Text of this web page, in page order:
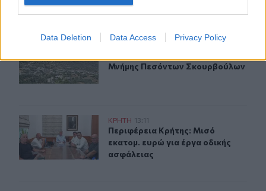
Data Deletion Data Access Privacy Policy
Δήμος Φαιστού: Εκδήλωση Μνήμης Πεσόντων
Μνήμης Πεσόντων Σκουρβούλων
Περιφέρεια Κρήτης: Μισό εκατομ. ευρώ για έργα
ΚΡΗΤΗ 13:11
Περιφέρεια Κρήτης: Μισό εκατομ.
Περιφέρεια Κρήτης: Μισό
εκατομ. ευρώ για έργα οδικής
ασφάλειας